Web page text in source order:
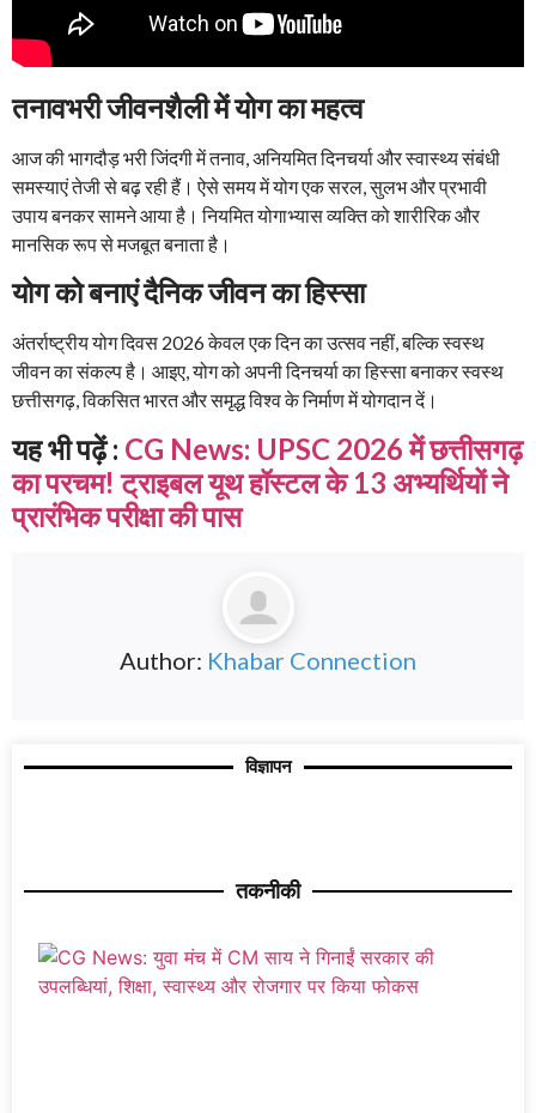
तनावभरी जीवनशैली में योग का महत्व
आज की भागदौड़ भरी जिंदगी में तनाव, अनियमित दिनचर्या और स्वास्थ्य संबंधी
समस्याएं तेजी से बढ़ रही हैं। ऐसे समय में योग एक सरल, सुलभ और प्रभावी
उपाय बनकर सामने आया है। नियमित योगाभ्यास व्यक्ति को शारीरिक और
मानसिक रूप से मजबूत बनाता है।
योग को बनाएं दैनिक जीवन का हिस्सा
अंतर्राष्ट्रीय योग दिवस 2026 केवल एक दिन का उत्सव नहीं, बल्कि स्वस्थ
जीवन का संकल्प है। आइए, योग को अपनी दिनचर्या का हिस्सा बनाकर स्वस्थ
छत्तीसगढ़, विकसित भारत और समृद्ध विश्व के निर्माण में योगदान दें।
यह भी पढ़ें : CG News: UPSC 2026 में छत्तीसगढ़
का परचम! ट्राइबल यूथ हॉस्टल के 13 अभ्यर्थियों ने
प्रारंभिक परीक्षा की पास
Author: Khabar Connection
विज्ञापन
तकनीकी